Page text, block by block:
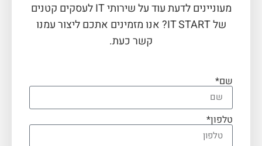
מעוניינים לדעת עוד על שירותי IT לעסקים קטנים
של IT START? אנו מזמינים אתכם ליצור עמנו
קשר כעת.
שם*
טלפון*